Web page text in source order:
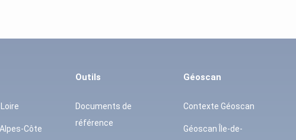
Côte
Outils
Documents de
référence
Géoscan
Contexte Géoscan
Géoscan Île-de-